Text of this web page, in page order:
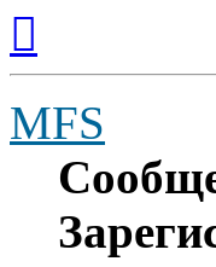
началу
MFS